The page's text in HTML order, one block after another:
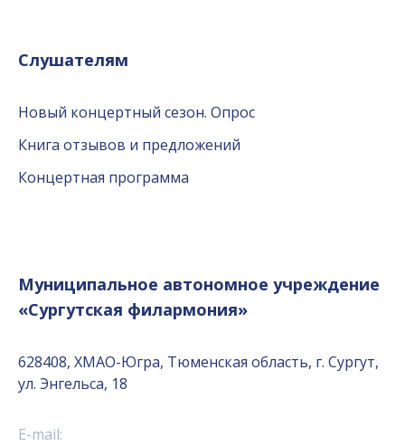
Слушателям
Новый концертный сезон. Опрос
Книга отзывов и предложений
Концертная программа
Муниципальное автономное учреждение
«Сургутская филармония»
628408, ХМАО-Югра, Тюменская область, г. Сургут,
ул. Энгельса, 18
E-mail: